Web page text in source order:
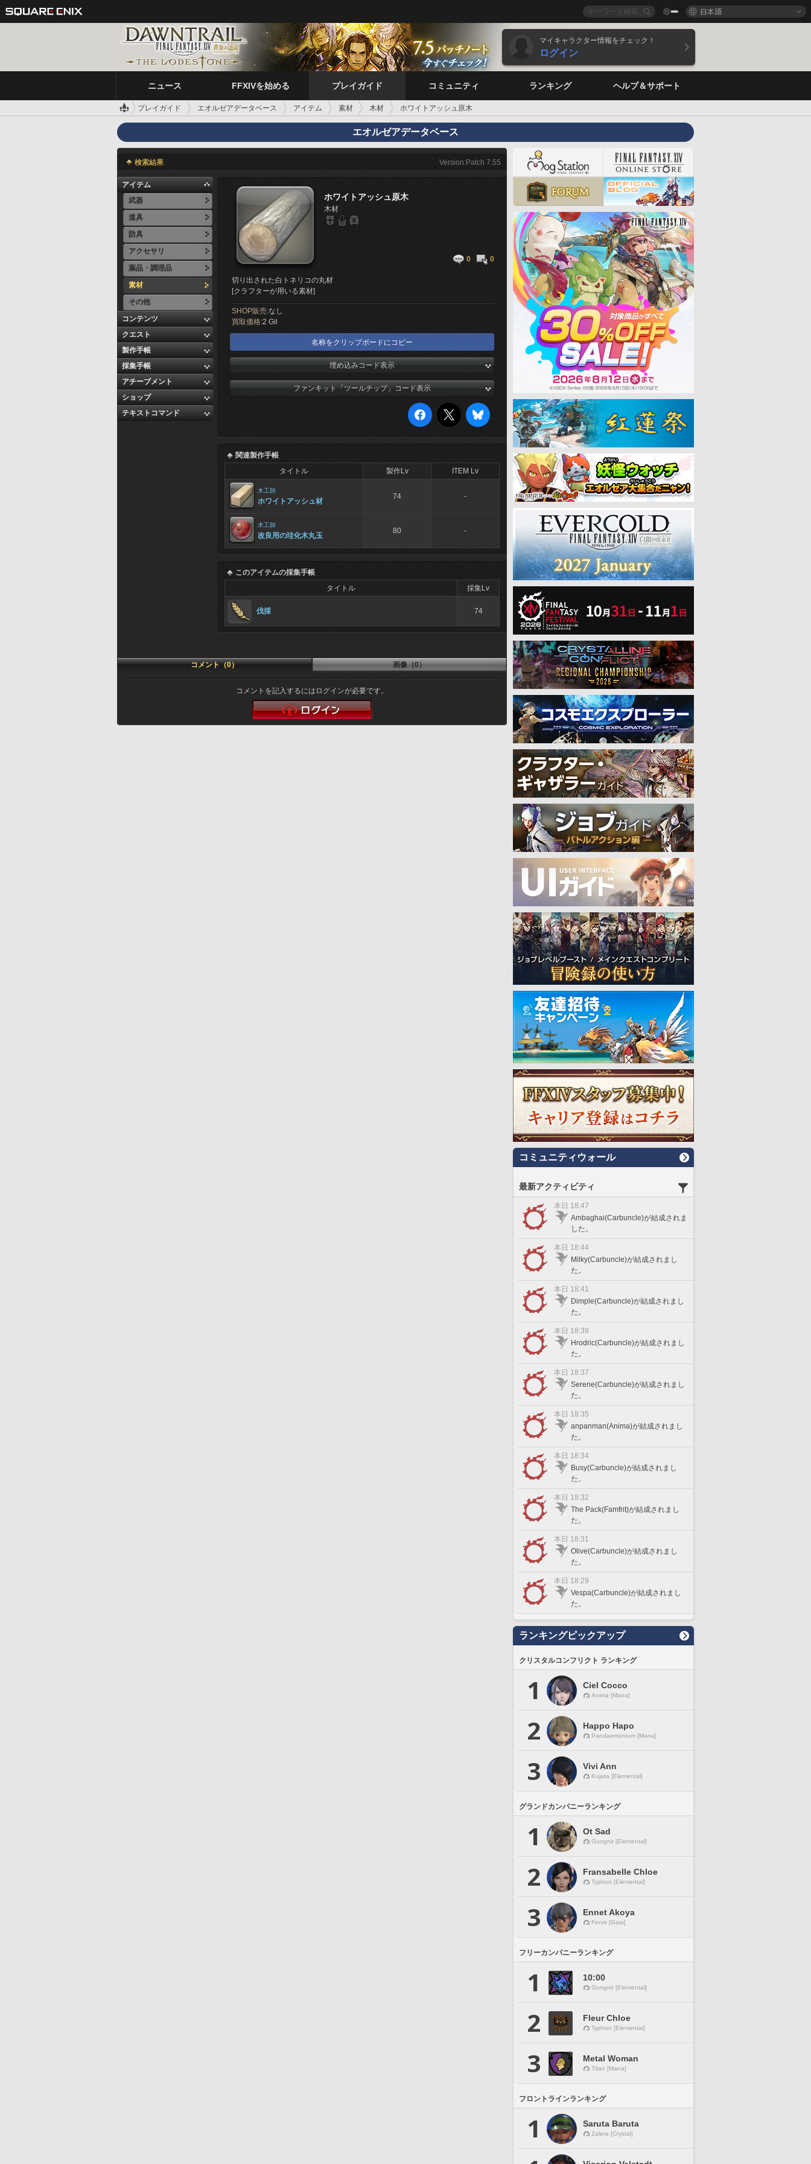
日本語
マイキャラクター情報をチェック！
ログイン
ニュース FFXIVを始める プレイガイド コミュニティ ランキング ヘルプ＆サポート
プレイガイド エオルゼアデータベース アイテム 素材 木材 ホワイトアッシュ原木
エオルゼアデータベース
検索結果 Version:Patch 7.55
アイテム
武器
道具
防具
アクセサリ
薬品・調理品
素材
その他
コンテンツ
クエスト
製作手帳
採集手帳
アチーブメント
ショップ
テキストコマンド
ホワイトアッシュ原木
木材
0 0
切り出された白トネリコの丸材
[クラフターが用いる素材]
SHOP販売:なし
買取価格:2 Gil
名称をクリップボードにコピー
埋め込みコード表示
ファンキット「ツールチップ」コード表示
関連製作手帳
タイトル
製作Lv ITEM Lv
木工師
ホワイトアッシュ材
74 -
木工師
改良用の珪化木丸玉
80 -
このアイテムの採集手帳
タイトル
採集Lv
伐採 74
コメント（0） 画像（0）
コメントを記入するにはログインが必要です。
コミュニティウォール
最新アクティビティ
本日 18:47
Ambaghai(Carbuncle)が結成されま
した。
本日 18:44
Milky(Carbuncle)が結成されまし
た。
本日 18:41
Dimple(Carbuncle)が結成されまし
た。
本日 18:39
Hrodric(Carbuncle)が結成されまし
た。
本日 18:37
Serene(Carbuncle)が結成されまし
た。
本日 18:35
anpanman(Anima)が結成されまし
た。
本日 18:34
Busy(Carbuncle)が結成されまし
た。
本日 18:32
The Pack(Famfrit)が結成されまし
た。
本日 18:31
Olive(Carbuncle)が結成されまし
た。
本日 18:29
Vespa(Carbuncle)が結成されまし
た。
ランキングピックアップ
クリスタルコンフリクト ランキング
1 Ciel Cocco
Anima [Mana]
2 Happo Hapo
Pandaemonium [Mana]
3 Vivi Ann
Kujata [Elemental]
グランドカンパニーランキング
1 Ot Sad
Gungnir [Elemental]
2 Fransabelle Chloe
Typhon [Elemental]
3 Ennet Akoya
Fenrir [Gaia]
フリーカンパニーランキング
1 10:00
Gungnir [Elemental]
2 Fleur Chloe
Typhon [Elemental]
3 Metal Woman
Titan [Mana]
フロントラインランキング
1 Saruta Baruta
Zalera [Crystal]